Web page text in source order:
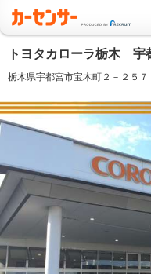
トヨタカローラ栃木 宇
栃木県宇都宮市宝木町２－２５７